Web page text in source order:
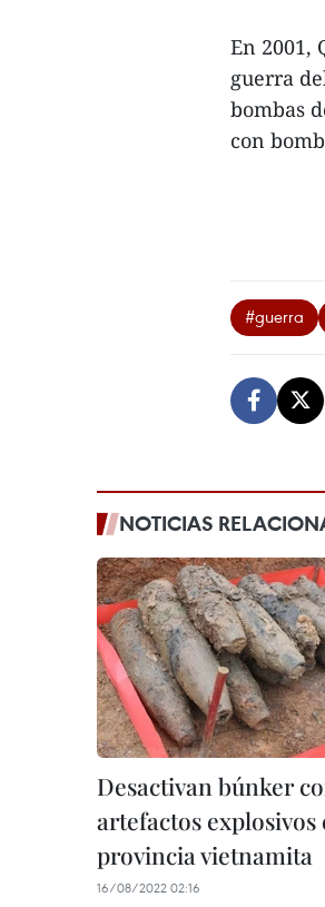
En 2001,
guerra
bombas
con
#guerra
NOTICIAS
Desactivan búnker
artefactos explosivos
provincia vietnamita
16/08/2022 02:16